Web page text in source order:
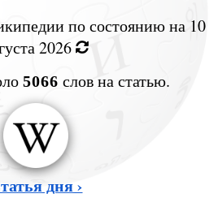
по состоянию на 10
2026
5066 слов на статью.
дня ›